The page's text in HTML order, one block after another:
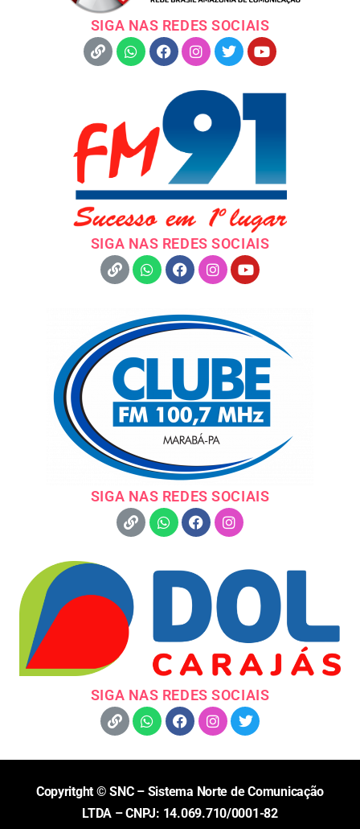
SIGA NAS REDES SOCIAIS
SIGA NAS REDES SOCIAIS
SIGA NAS REDES SOCIAIS
SIGA NAS REDES SOCIAIS
Copyritght © SNC – Sistema Norte de Comunicação
LTDA – CNPJ: 14.069.710/0001-82